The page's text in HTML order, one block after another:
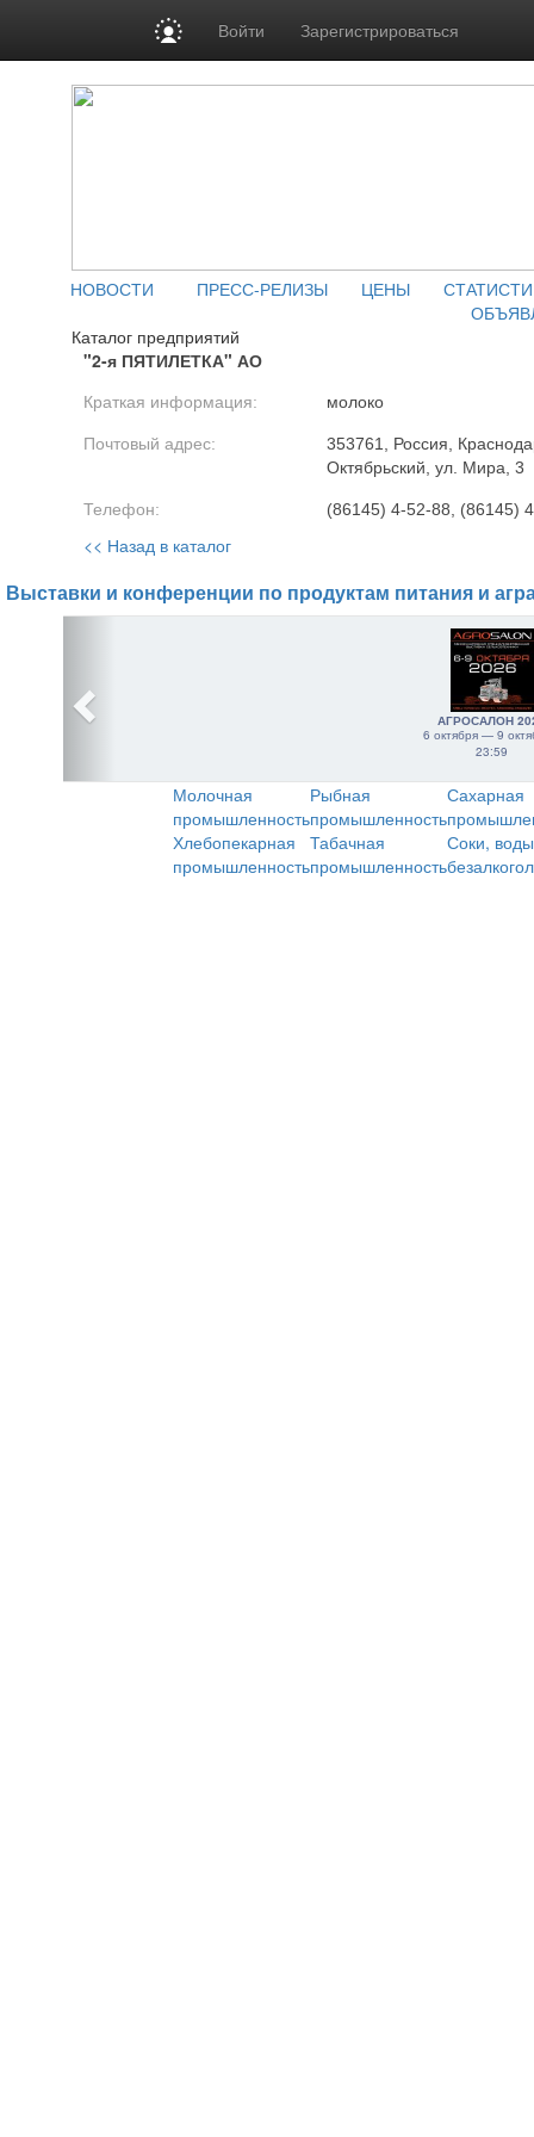
Войти Зарегистрироваться
НОВОСТИ ПРЕСС-РЕЛИЗЫ ЦЕНЫ
Каталог предприятий
"2-я ПЯТИЛЕТКА" АО
Краткая информация: молоко
Почтовый адрес:
353761, Россия,
Октябрьский, ул. Мира, 3
Телефон: (86145) 4-52-88, (86145)
<< Назад в каталог
Выставки и конференции по продуктам питания и
АГРОСАЛОН
6 октября — 9
23:59
Молочная
промышленность
Рыбная
промышленность
Сахарная
Хлебопекарная
промышленность
Табачная
промышленность
Соки,